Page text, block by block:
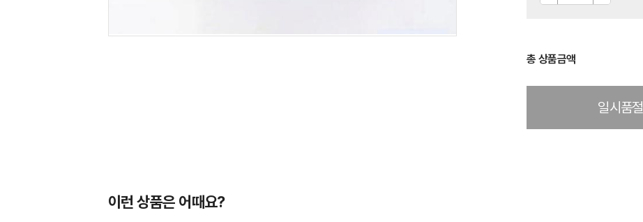
총 상품금액
일시품절
이런 상품은 어때요?